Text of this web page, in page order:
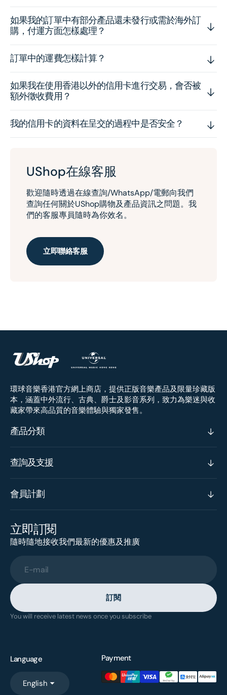
如果我的訂單中有部分產品還未發行或需於海外訂
購，付運方面怎樣處理？
訂單中的運費怎樣計算？
如果我在使用香港以外的信用卡進行交易，會否被
額外徵收費用？
我的信用卡的資料在呈交的過程中是否安全？
UShop在線客服
歡迎隨時透過在線查詢/WhatsApp/電郵向我們
查詢任何關於UShop購物及產品資訊之問題。我
們的客服專員隨時為你效名。
立即聯絡客服
環球音樂香港官方網上商店，提供正版音樂產品及限量珍藏版
本，涵蓋中外流行、古典、爵士及影音系列，致力為樂迷與收
藏家帶來高品質的音樂體驗與獨家發售。
產品分類
查詢及支援
會員計劃
立即訂閱
隨時隨地接收我們最新的優惠及推廣
E-mail
訂閱
You will receive latest news once you subscribe
Language
English
Payment